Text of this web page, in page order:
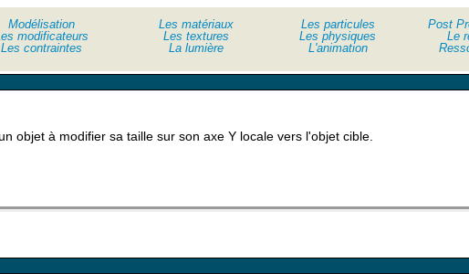
Les particules
Les physiques
L'animation
Post
Le
Les matériaux
Les textures
La lumière
Modélisation
modificateurs
Les contraintes
objet à modifier sa taille sur son axe Y locale vers l'objet cible.